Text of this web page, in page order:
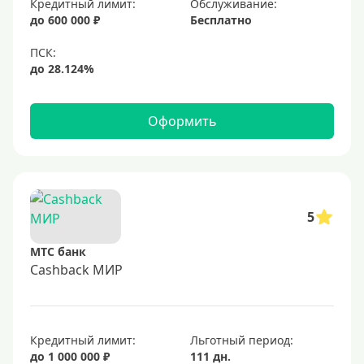
Золотые
Черные
Виртуальные
С бонусами
С кэшбэком на АЗС
С милями
Цель
Для путешествий
Кредитный лимит:
до 600 000 ₽
Обслуживание:
Бесплатно
Оформить
5
МТС банк
Cashback МИР
Кредитный лимит:
до 1 000 000 ₽
Льготный период:
111 дн.